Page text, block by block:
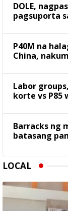
DOLE,
pagsuporta
P40M na
China,
Labor
korte vs P85
Barracks ng
batasang
LOCAL